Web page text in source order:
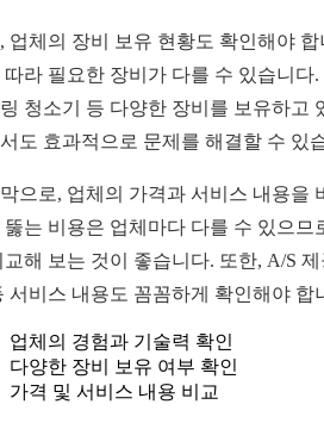
업체의 장비 보유 현황도 확인해야
따라 필요한 장비가 다를 수 있습니다
청소기 등 다양한 장비를 보유하고
도 효과적으로 문제를 해결할 수 있
으로, 업체의 가격과 서비스 내용을
뚫는 비용은 업체마다 다를 수 있으므
교해 보는 것이 좋습니다. 또한, A/S
서비스 내용도 꼼꼼하게 확인해야 합
업체의 경험과 기술력 확인
다양한 장비 보유 여부 확인
가격 및 서비스 내용 비교